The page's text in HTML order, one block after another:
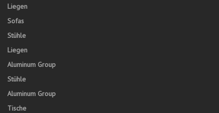
Liegen
Sofas
Stühle
Liegen
Aluminum Group
Stühle
Aluminum Group
Tische